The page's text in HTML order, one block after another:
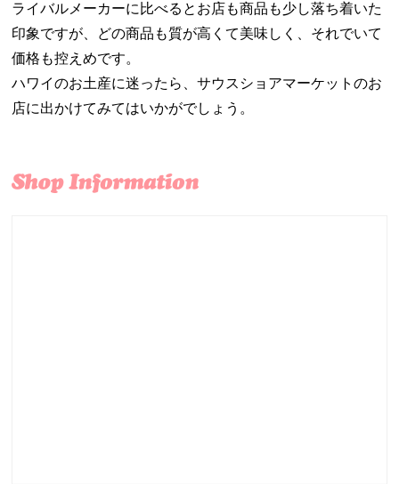
ライバルメーカーに比べるとお店も商品も少し落ち着いた
印象ですが、どの商品も質が高くて美味しく、それでいて
価格も控えめです。
ハワイのお土産に迷ったら、サウスショアマーケットのお
店に出かけてみてはいかがでしょう。